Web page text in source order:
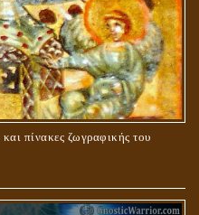
πίνακες ζωγραφικής του